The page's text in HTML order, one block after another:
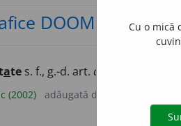
DOOM
ate s. f., g.-d. art. aproximativității
(2002) adăugată de
Cu o mică